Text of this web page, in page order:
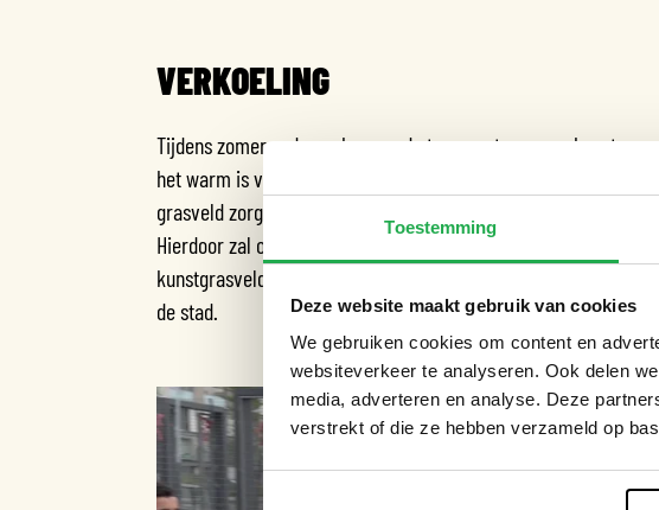
Toestemming
Deze website maakt gebruik van cookies
We gebruiken cookies om content en
websiteverkeer te analyseren. Ook delen
media, adverteren en analyse. Deze
verstrekt of die ze hebben verzameld op
VERKOELING
Tijdens zomerse dagen kunnen de temperaturen van
het warm is verdampt het opgeslagen regenwater via de
grasveld zorgt deze verdamping voor het verkoelen van het
Hierdoor zal ook met warme dagen de temperatuur van het veld
kunstgrasveld blijft te allen tijden speelbaar en draagt bij aan
de stad.